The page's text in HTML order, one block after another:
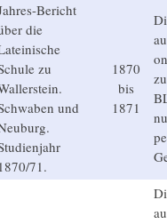
Bericht
die
zu
und
1870/71.
1870
bis
1871